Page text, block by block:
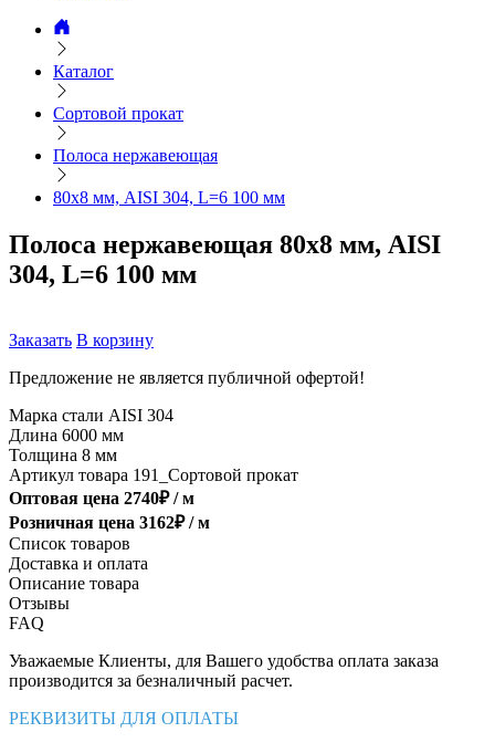
Каталог
Сортовой прокат
Полоса нержавеющая
80х8 мм, AISI 304, L=6 100 мм
Полоса нержавеющая 80х8 мм, AISI
304, L=6 100 мм
Заказать В корзину
Предложение не является публичной офертой!
Марка стали AISI 304
Длина 6000 мм
Толщина 8 мм
Артикул товара 191_Сортовой прокат
Оптовая цена 2740₽ /м
Розничная цена 3162₽ /м
Список товаров
Доставка и оплата
Описание товара
Отзывы
FAQ
Уважаемые Клиенты, для Вашего удобства оплата заказа
производится за безналичный расчет.
РЕКВИЗИТЫ ДЛЯ ОПЛАТЫ